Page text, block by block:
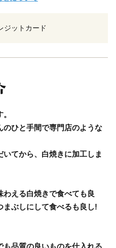
ジットカード
のひと手間で専門店のような
てから、白焼きに加工しま
える白焼きで食べても良
まぶしにして食べるも良し!
品質の良いものを仕入れる